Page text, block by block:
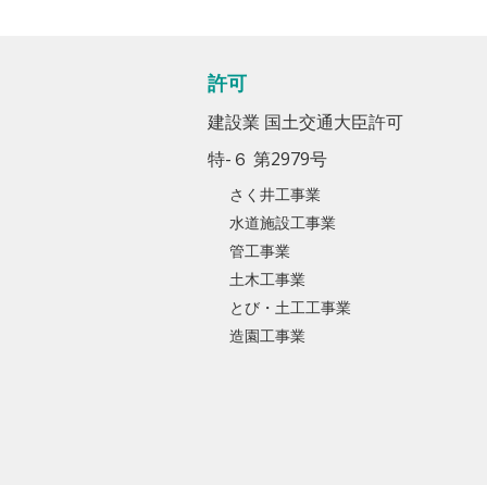
許可
建設業 国土交通大臣許可
特-６ 第2979号
さく井工事業
水道施設工事業
管工事業
土木工事業
とび・土工工事業
造園工事業